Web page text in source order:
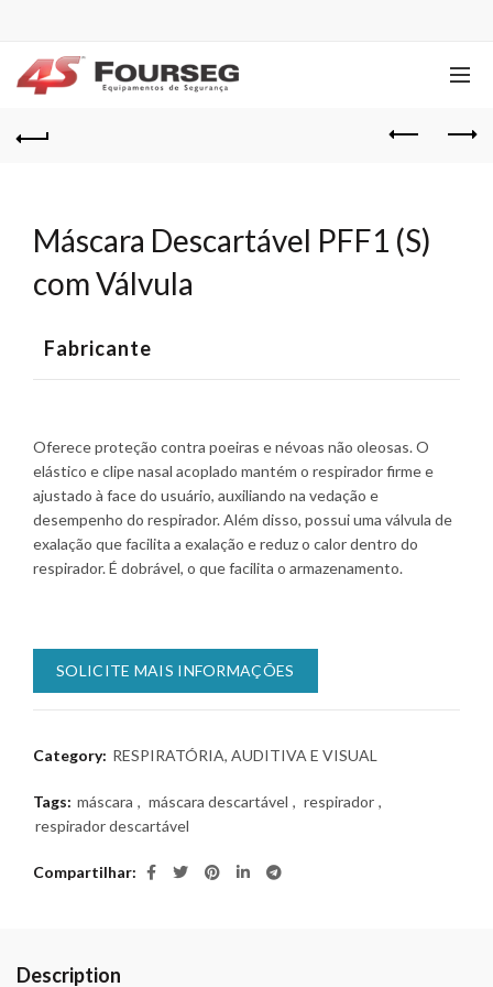
Máscara Descartável PFF1 (S)
com Válvula
Fabricante
Oferece proteção contra poeiras e névoas não oleosas. O
elástico e clipe nasal acoplado mantém o respirador firme e
ajustado à face do usuário, auxiliando na vedação e
desempenho do respirador. Além disso, possui uma válvula de
exalação que facilita a exalação e reduz o calor dentro do
respirador. É dobrável, o que facilita o armazenamento.
SOLICITE MAIS INFORMAÇÕES
Category: RESPIRATÓRIA, AUDITIVA E VISUAL
Tags: máscara , máscara descartável , respirador ,
respirador descartável
Compartilhar
Description